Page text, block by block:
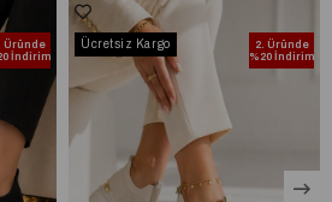
Üründe
İndirim
2. Üründe
%20 İndirim
Ücretsiz Kargo